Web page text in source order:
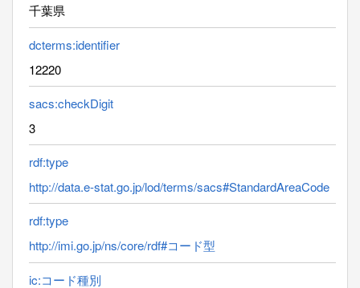
千葉県
dcterms:identifier
12220
sacs:checkDigit
3
rdf:type
http://data.e-stat.go.jp/lod/terms/sacs#StandardAreaCode
rdf:type
http://imi.go.jp/ns/core/rdf#コード型
ic:コード種別